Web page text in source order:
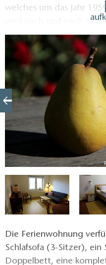
welches um das Jahr
wird nach und nach
bietet weite Blicke über
Straße ist nur mäßig
eine mehrere Kilometer
Ferienwohnung ihren
Die Ferienwohnung
Schlafsofa (3-Sitzer),
Doppelbett, eine